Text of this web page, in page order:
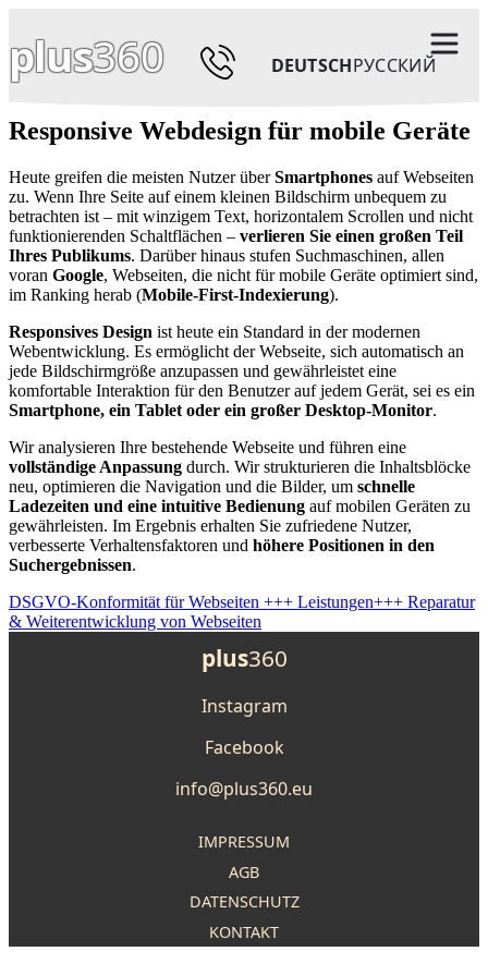
plus360 DEUTSCHРУССКИЙ
Responsive Webdesign für mobile Geräte
Heute greifen die meisten Nutzer überSmartphones auf Webseiten
zu. Wenn Ihre Seite auf einem kleinen Bildschirm unbequem zu
betrachten ist – mit winzigem Text, horizontalem Scrollen und nicht
funktionierenden Schaltflächen – verlieren Sie einen großen Teil
Ihres Publikums. Darüber hinaus stufen Suchmaschinen, allen
voran Google, Webseiten, die nicht für mobile Geräte optimiert sind,
im Ranking herab (Mobile-First-Indexierung).
Responsives Design ist heute ein Standard in der modernen
Webentwicklung. Es ermöglicht der Webseite, sich automatisch an
jede Bildschirmgröße anzupassen und gewährleistet eine
komfortable Interaktion für den Benutzer auf jedem Gerät, sei es ein
Smartphone, ein Tablet oder ein großer Desktop-Monitor.
Wir analysieren Ihre bestehende Webseite und führen eine
vollständige Anpassung durch. Wir strukturieren die Inhaltsblöcke
neu, optimieren die Navigation und die Bilder, um schnelle
Ladezeiten und eine intuitive Bedienung auf mobilen Geräten zu
gewährleisten. Im Ergebnis erhalten Sie zufriedene Nutzer,
verbesserte Verhaltensfaktoren und höhere Positionen in den
Suchergebnissen.
DSGVO-Konformität für Webseiten +++ Leistungen+++ Reparatur
& Weiterentwicklung von Webseiten
plus360
Instagram
Facebook
info@plus360.eu
IMPRESSUM
AGB
DATENSCHUTZ
KONTAKT